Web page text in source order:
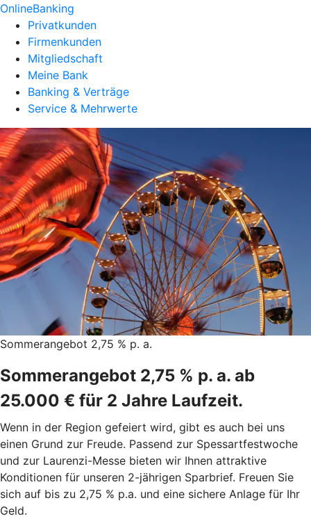
OnlineBanking
Privatkunden
Firmenkunden
Mitgliedschaft
Meine Bank
Banking & Verträge
Service & Mehrwerte
Sommerangebot 2,75 % p. a.
Sommerangebot 2,75 % p. a. ab
25.000 € für 2 Jahre Laufzeit.
Wenn in der Region gefeiert wird, gibt es auch bei uns
einen Grund zur Freude. Passend zur Spessartfestwoche
und zur Laurenzi-Messe bieten wir Ihnen attraktive
Konditionen für unseren 2-jährigen Sparbrief. Freuen Sie
sich auf bis zu 2,75 % p.a. und eine sichere Anlage für Ihr
Geld.